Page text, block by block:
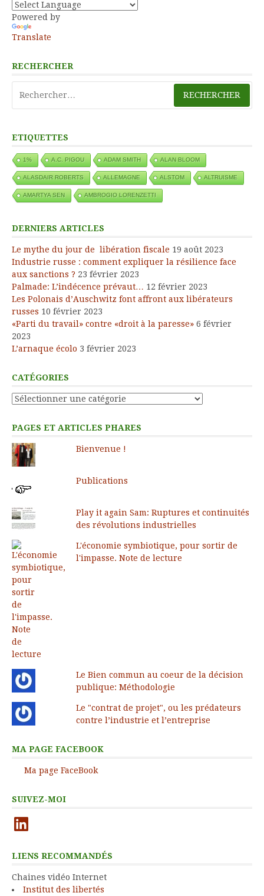
Powered by
Translate
RECHERCHER
ETIQUETTES
1% A.C. PIGOU ADAM SMITH ALAN BLOOM
ALASDAIR ROBERTS ALLEMAGNE ALSTOM ALTRUISME
AMARTYA SEN AMBROGIO LORENZETTI
DERNIERS ARTICLES
Le mythe du jour de libération fiscale 19 août 2023
Industrie russe : comment expliquer la résilience face
aux sanctions ? 23 février 2023
Palmade: L’indécence prévaut… 12 février 2023
Les Polonais d’Auschwitz font affront aux libérateurs
russes 10 février 2023
«Parti du travail» contre «droit à la paresse» 6 février
2023
L’arnaque écolo 3 février 2023
CATÉGORIES
Catégories
PAGES ET ARTICLES PHARES
Bienvenue !
Publications
Play it again Sam: Ruptures et continuités
des révolutions industrielles
L'économie symbiotique, pour sortir de
l'impasse. Note de lecture
Le Bien commun au coeur de la décision
publique: Méthodologie
Le "contrat de projet", ou les prédateurs
contre l’industrie et l’entreprise
MA PAGE FACEBOOK
Ma page FaceBook
SUIVEZ-MOI
LinkedIn
LIENS RECOMMANDÉS
Chaines vidéo Internet
Institut des libertés